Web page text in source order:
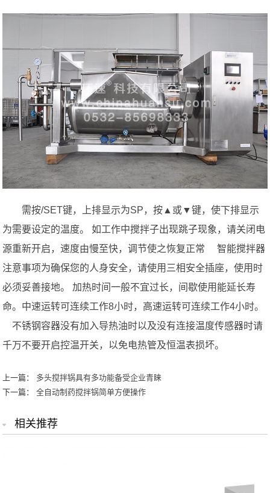
需按/SET键，上排显示为SP，按▲或▼键，使下排显示
为需要设定的温度。 如工作中搅拌子出现跳子现象，请关闭电
源重新开启，速度由慢至快，调节使之恢复正常 智能搅拌器
注意事项为确保您的人身安全，请使用三相安全插座，使用时
必须妥善接地。 加热时间一般不宜过长，间歇使用能延长寿
命。中速运转可连续工作8小时，高速运转可连续工作4小时。
不锈钢容器没有加入导热油时以及没有连接温度传感器时请
千万不要开启控温开关，以免电热管及恒温表损坏。
上一篇： 多头搅拌锅具有多功能备受企业青睐
下一篇：全自动制药搅拌锅简单方便操作
相关推荐